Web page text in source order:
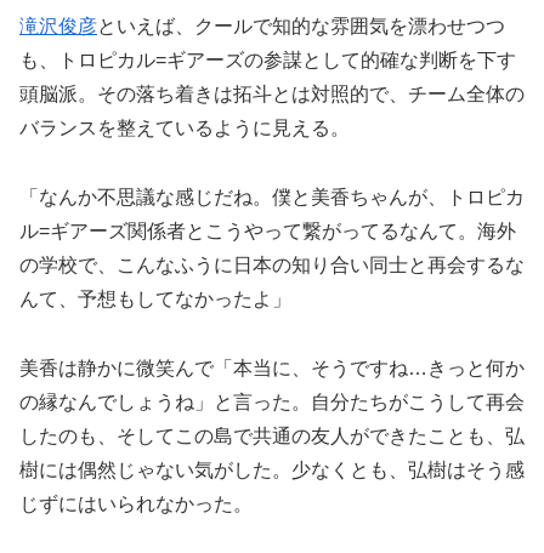
滝沢俊彦といえば、クールで知的な雰囲気を漂わせつつ
も、トロピカル=ギアーズの参謀として的確な判断を下す
頭脳派。その落ち着きは拓斗とは対照的で、チーム全体の
バランスを整えているように見える。
「なんか不思議な感じだね。僕と美香ちゃんが、トロピカ
ル=ギアーズ関係者とこうやって繋がってるなんて。海外
の学校で、こんなふうに日本の知り合い同士と再会するな
んて、予想もしてなかったよ」
美香は静かに微笑んで「本当に、そうですね…きっと何か
の縁なんでしょうね」と言った。自分たちがこうして再会
したのも、そしてこの島で共通の友人ができたことも、弘
樹には偶然じゃない気がした。少なくとも、弘樹はそう感
じずにはいられなかった。